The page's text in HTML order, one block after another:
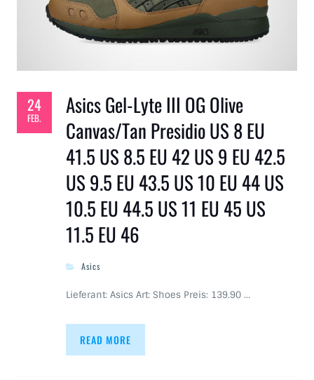
24
FEB.
Asics Gel-Lyte III OG Olive
Canvas/Tan Presidio US 8 EU
41.5 US 8.5 EU 42 US 9 EU 42.5
US 9.5 EU 43.5 US 10 EU 44 US
10.5 EU 44.5 US 11 EU 45 US
11.5 EU 46
Asics
Lieferant: Asics Art: Shoes Preis: 139.90 …
READ MORE